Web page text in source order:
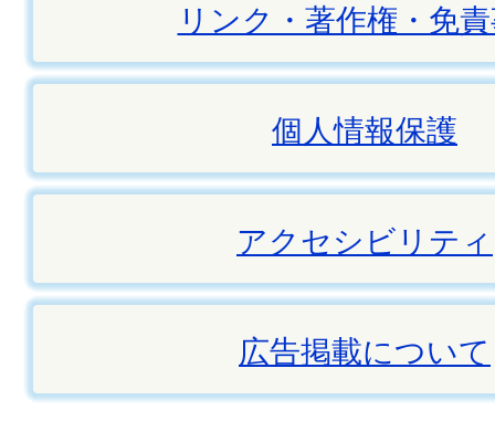
リンク・著作権・免
個人情報保護
アクセシビリティ
広告掲載について